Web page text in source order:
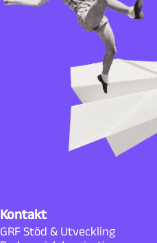
Kontakt
GRF Stöd & Utveckling